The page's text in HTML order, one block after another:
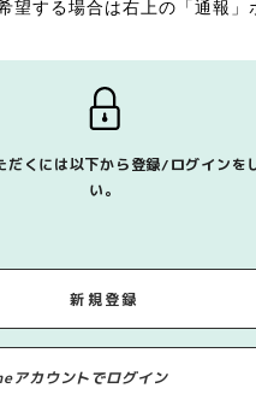
望する場合は右上の「通報」
だくには以下から登録/ログインを
い。
新規登録
アカウントでログイン